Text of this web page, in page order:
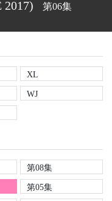
2017) 第06集
XL
WJ
第08集
第05集